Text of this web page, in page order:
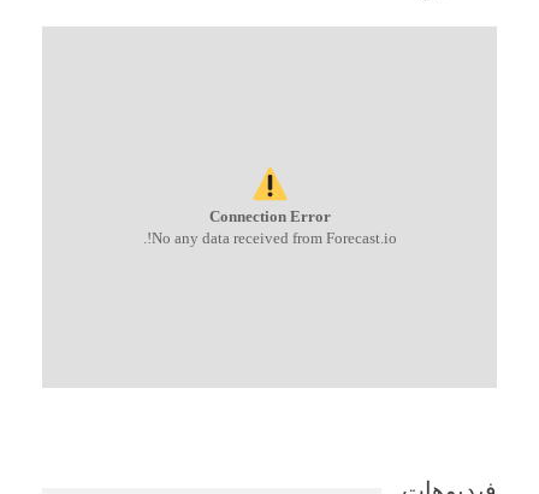
Connection Error
No any data received from Forecast.io!.